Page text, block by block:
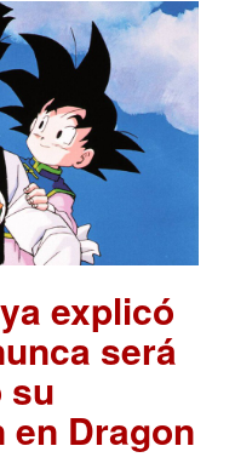
explicó
será
su
en Dragon